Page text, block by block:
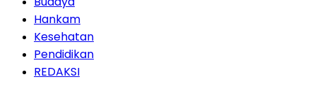
Hankam
Kesehatan
Pendidikan
REDAKSI